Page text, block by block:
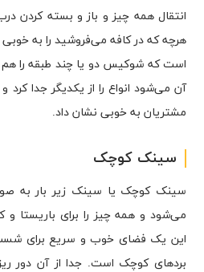
انتقال همه چیز و باز و بسته کردن
هرچه که در کافه می‌فروشید را به
است که شوکیس دو یا چند طبقه را هم
آن می‌شود انواع را از یکدیگر جدا کرد
مشتریان به خوبی نشان داد.
سینک کوچک
سینک کوچک یا سینک زیر بار به
می‌شود و همه چیز را برای باریستا و
این یک فضای خوب و سریع برای شست
بردهای کوچک است. جدا از آن دور